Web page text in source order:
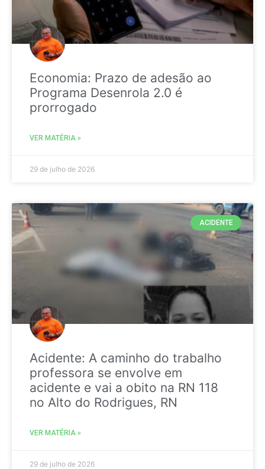
Economia: Prazo de adesão ao
Programa Desenrola 2.0 é
prorrogado
VER MATÉRIA »
29 de julho de 2026
ACIDENTE
Acidente: A caminho do trabalho
professora se envolve em
acidente e vai a obito na RN 118
no Alto do Rodrigues, RN
VER MATÉRIA »
29 de julho de 2026